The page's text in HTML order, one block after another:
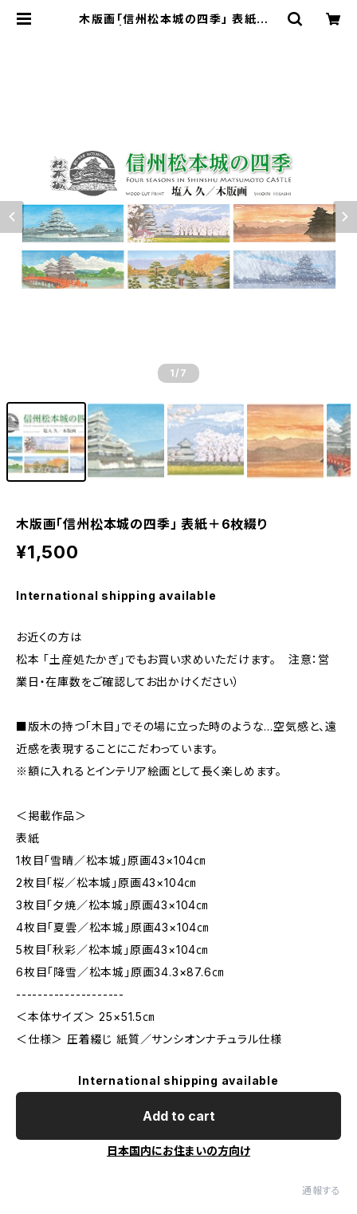
木版画「信州松本城の四季」 表紙＋6
1 /7
木版画「信州松本城の四季」 表紙＋6枚綴り
¥1,500
International shipping available
お近くの方は
松本 「土産処たかぎ」でもお買い求めいただけます。 注意：営
業日・在庫数をご確認してお出かけください）
■版木の持つ「木目」でその場に立った時のような…空気感と、遠
近感を表現することにこだわっています。
※額に入れるとインテリア絵画として長く楽しめます。
＜掲載作品＞
表紙
1枚目「雪晴／松本城」原画43×104㎝
2枚目「桜／松本城」原画43×104㎝
3枚目「夕焼／松本城」原画43×104㎝
4枚目「夏雲／松本城」原画43×104㎝
5枚目「秋彩／松本城」原画43×104㎝
6枚目「降雪／松本城」原画34.3×87.6㎝
--------------------
＜本体サイズ＞ 25×51.5㎝
＜仕様＞ 圧着綴じ 紙質／サンシオンナチュラル仕様
International shipping available
Add to cart
日本国内にお住まいの方向け
通報する